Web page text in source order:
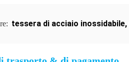
tessera di acciaio inossidabile,